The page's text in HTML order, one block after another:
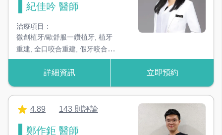
高規格水質，治療過程更放心
透過細小的研磨材料帶走牙齒的外因性色素
超音波洗牙機
利用超音波震盪原理，可去除大部份結石
3D 電腦斷層掃描
紀佳吟 醫師
治療項目：
微創植牙/歐舒服一鑽植牙 植牙
重建 全口咬合重建 假牙咬合重
建,甦骨粒微創補骨,微笑美學設
計/前牙美學,兒童早期矯正/兒童
齒冷光美白/噴砂美白,3D齒雕,活
髓保存術/根管治療 ,水雷射牙周
障礙治療/咬合板,隱適美矯正
詳細資訊 立即預約
4.89 143 則評論
鄭作鉅 醫師